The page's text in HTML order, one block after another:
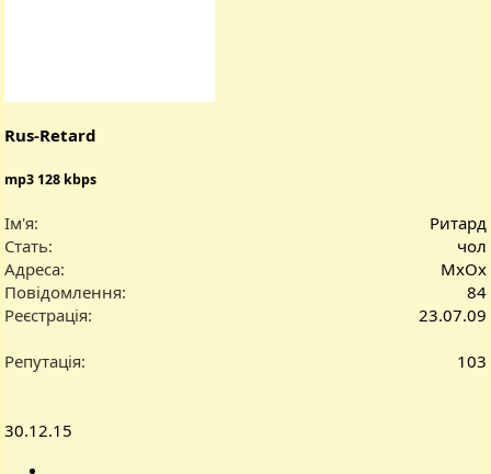
Rus-Retard
mp3 128 kbps
Ім'я
Ритард
Стать
чол
Адреса
МхОх
Повідомлення
84
Реєстрація
23.07.09
Репутація 103
30.12.15